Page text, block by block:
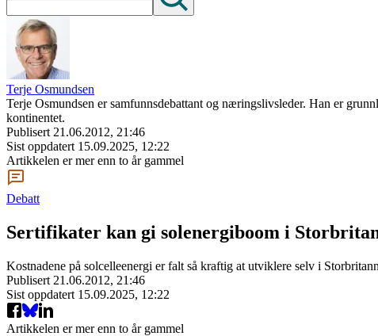
Terje Osmundsen
Terje Osmundsen er samfunnsdebattant og næringslivsleder. Han er
kontinentet.
Publisert 21.06.2012, 21:46
Sist oppdatert 15.09.2025, 12:22
Artikkelen er mer enn to år gammel
Debatt
Sertifikater kan gi solenergiboom i
Kostnadene på solcelleenergi er falt så kraftig at utviklere selv i
Publisert 21.06.2012, 21:46
Sist oppdatert 15.09.2025, 12:22
Artikkelen er mer enn to år gammel